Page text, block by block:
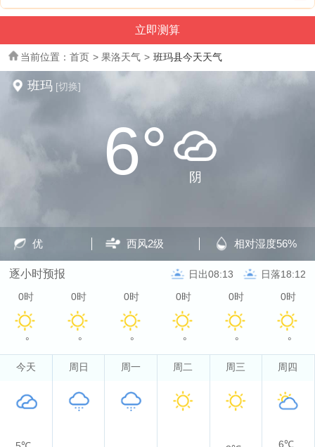
当前位置： 首页 > 果洛天气 > 班玛县今天天气
班玛 [切换]
6° 阴
优 西风2级 相对湿度56%
逐小时预报 日出08:13 日落18:12
0时
°
0时
°
0时
°
0时
°
0时
°
0时
°
今天 周日 周一 周二 周三 周四
6℃